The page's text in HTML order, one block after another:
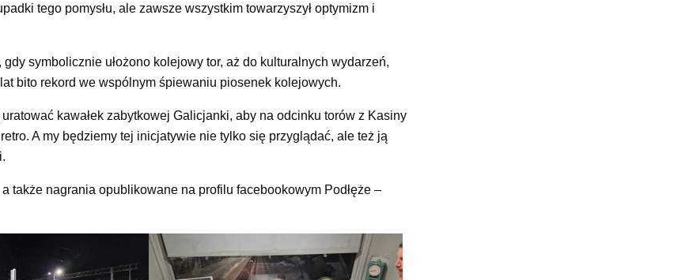
tego pomysłu, ale zawsze wszystkim towarzyszył optymizm i
symbolicznie ułożono kolejowy tor, aż do kulturalnych wydarzeń,
bito rekord we wspólnym śpiewaniu piosenek kolejowych.
kawałek zabytkowej Galicjanki, aby na odcinku torów z Kasiny
A my będziemy tej inicjatywie nie tylko się przyglądać, ale też ją
nagrania opublikowane na profilu facebookowym Podłęże –